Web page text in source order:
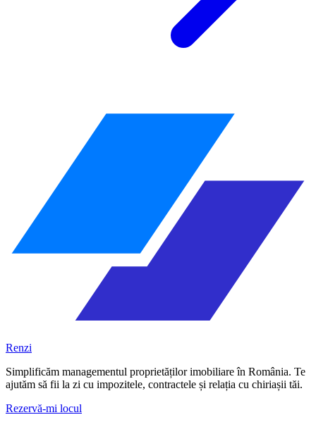
Renzi
Simplificăm managementul proprietăților imobiliare în România. Te
ajutăm să fii la zi cu impozitele, contractele și relația cu chiriașii tăi.
Rezervă-mi locul